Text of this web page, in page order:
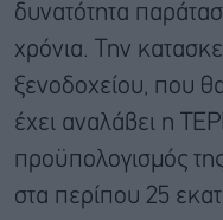
δυνατότητα
χρόνια. Την
ξενοδοχείου, που
έχει αναλάβει η
προϋπολογισμός
στα περίπου 25